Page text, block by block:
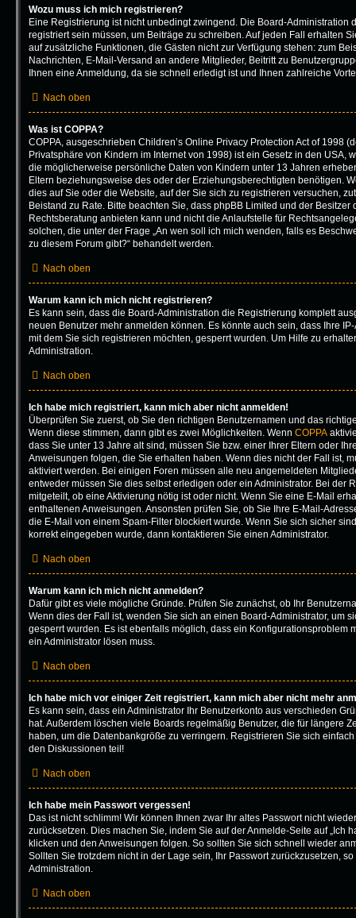
Wozu muss ich mich registrieren?
Eine Registrierung ist nicht unbedingt zwingend. Die Board-Administration
registriert sein müssen, um Beiträge zu schreiben. Auf jeden Fall erhalten
auf zusätzliche Funktionen, die Gästen nicht zur Verfügung stehen: zum
Nachrichten, E-Mail-Versand an andere Mitglieder, Beitritt zu
Ihnen eine Anmeldung, da sie schnell erledigt ist und Ihnen zahlreiche
Nach oben
Was ist COPPA?
COPPA, ausgeschrieben Children’s Online Privacy Protection Act of 1998
Privatsphäre von Kindern im Internet von 1998) ist ein Gesetz in den USA,
die möglicherweise persönliche Daten von Kindern unter 13 Jahren
Eltern beziehungsweise des oder der Erziehungsberechtigten benötigen.
dies auf Sie oder die Website, auf der Sie sich zu registrieren versuchen,
Beistand zu Rate. Bitte beachten Sie, dass phpBB Limited und der Besitzer
Rechtsberatung anbieten kann und nicht die Anlaufstelle für
solchen, die unter der Frage „An wen soll ich mich wenden, falls es
zu diesem Forum gibt?“ behandelt werden.
Nach oben
Warum kann ich mich nicht registrieren?
Es kann sein, dass die Board-Administration die Registrierung komplett
neuen Benutzer mehr anmelden können. Es könnte auch sein, dass Ihre
mit dem Sie sich registrieren möchten, gesperrt wurden. Um Hilfe zu
Administration.
Nach oben
Ich habe mich registriert, kann mich aber nicht anmelden!
Überprüfen Sie zuerst, ob Sie den richtigen Benutzernamen und das
Wenn diese stimmen, dann gibt es zwei Möglichkeiten. Wenn COPPA
dass Sie unter 13 Jahre alt sind, müssen Sie bzw. einer Ihrer Eltern oder
Anweisungen folgen, die Sie erhalten haben. Wenn dies nicht der Fall ist,
aktiviert werden. Bei einigen Foren müssen alle neu angemeldeten
entweder müssen Sie dies selbst erledigen oder ein Administrator. Bei der
mitgeteilt, ob eine Aktivierung nötig ist oder nicht. Wenn Sie eine E-Mail
enthaltenen Anweisungen. Ansonsten prüfen Sie, ob Sie Ihre E-Mail-
die E-Mail von einem Spam-Filter blockiert wurde. Wenn Sie sich sicher
korrekt eingegeben wurde, dann kontaktieren Sie einen Administrator.
Nach oben
Warum kann ich mich nicht anmelden?
Dafür gibt es viele mögliche Gründe. Prüfen Sie zunächst, ob Ihr
Wenn dies der Fall ist, wenden Sie sich an einen Board-Administrator, um
gesperrt wurden. Es ist ebenfalls möglich, dass ein Konfigurationsproblem
ein Administrator lösen muss.
Nach oben
Ich habe mich vor einiger Zeit registriert, kann mich aber nicht mehr
Es kann sein, dass ein Administrator Ihr Benutzerkonto aus verschieden
hat. Außerdem löschen viele Boards regelmäßig Benutzer, die für längere
haben, um die Datenbankgröße zu verringern. Registrieren Sie sich
den Diskussionen teil!
Nach oben
Ich habe mein Passwort vergessen!
Das ist nicht schlimm! Wir können Ihnen zwar Ihr altes Passwort nicht
zurücksetzen. Dies machen Sie, indem Sie auf der Anmelde-Seite auf „Ich
klicken und den Anweisungen folgen. So sollten Sie sich schnell wieder
Sollten Sie trotzdem nicht in der Lage sein, Ihr Passwort zurückzusetzen,
Administration.
Nach oben